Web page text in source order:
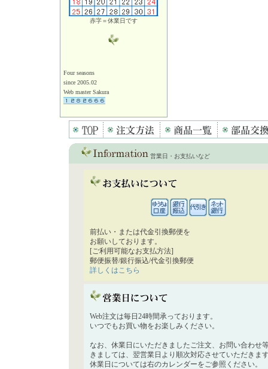
赤字＝休業日です
Four seasons
since 2005.02
Web master Sakura
営業日・お支払いなど
前払い・または代金引換郵便を
お願いしております。
[ご利用可能なお支払方法]
郵便振替/銀行振込/代金引換郵便
詳しくはこちら
Web注文は毎日24時間承っております。
いつでもお買い物をお楽しみください。
なお、休業日にいただきましたご注文、お問い合わせ
きましては、翌営業日より順次対応させていただきま
休業日については右のカレンダーをご参照ください。